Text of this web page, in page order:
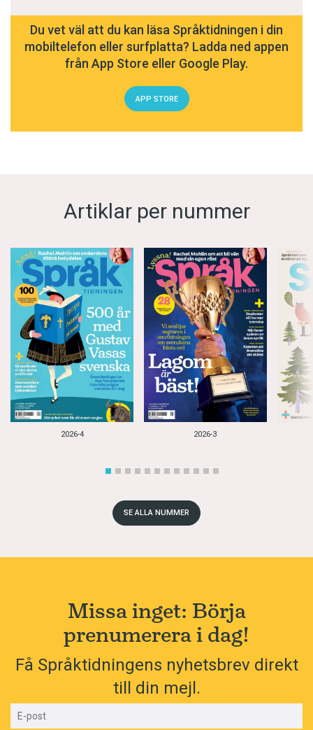
Du vet väl att du kan läsa Språktidningen i din
mobiltelefon eller surfplatta? Ladda ned appen
från App Store eller Google Play.
APP STORE
Artiklar per nummer
2026-4 2026-3
SE ALLA NUMMER
Missa inget: Börja
prenumerera i dag!
Få Språktidningens nyhetsbrev direkt
till din mejl.